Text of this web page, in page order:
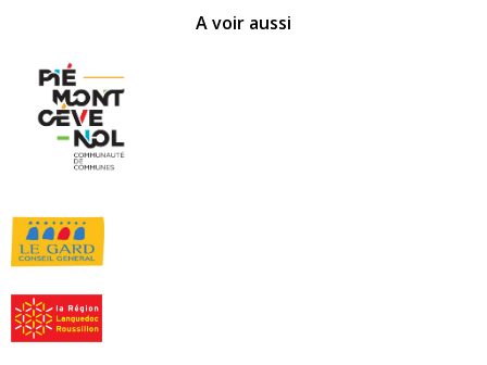
A voir aussi